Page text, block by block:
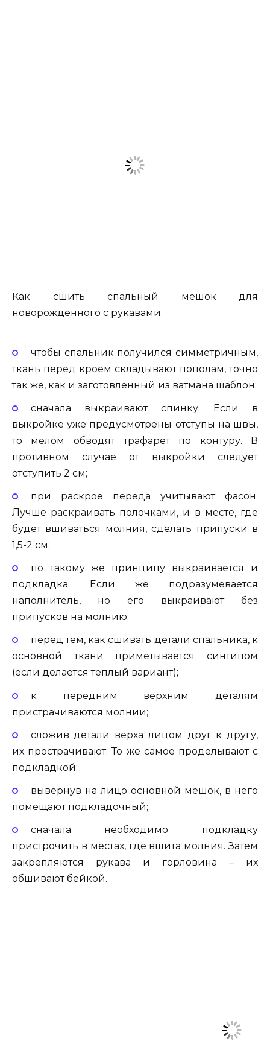
Как сшить спальный мешок для
новорожденного с рукавами:
чтобы спальник получился симметричным,
ткань перед кроем складывают пополам, точно
так же, как и заготовленный из ватмана шаблон;
сначала выкраивают спинку. Если в
выкройке уже предусмотрены отступы на швы,
то мелом обводят трафарет по контуру. В
противном случае от выкройки следует
отступить 2 см;
при раскрое переда учитывают фасон.
Лучше раскраивать полочками, и в месте, где
будет вшиваться молния, сделать припуски в
1,5-2 см;
по такому же принципу выкраивается и
подкладка. Если же подразумевается
наполнитель, но его выкраивают без
припусков на молнию;
перед тем, как сшивать детали спальника, к
основной ткани приметывается синтипом
(если делается теплый вариант);
к передним верхним деталям
пристрачиваются молнии;
сложив детали верха лицом друг к другу,
их прострачивают. То же самое проделывают с
подкладкой;
вывернув на лицо основной мешок, в него
помещают подкладочный;
сначала необходимо подкладку
пристрочить в местах, где вшита молния. Затем
закрепляются рукава и горловина – их
обшивают бейкой.